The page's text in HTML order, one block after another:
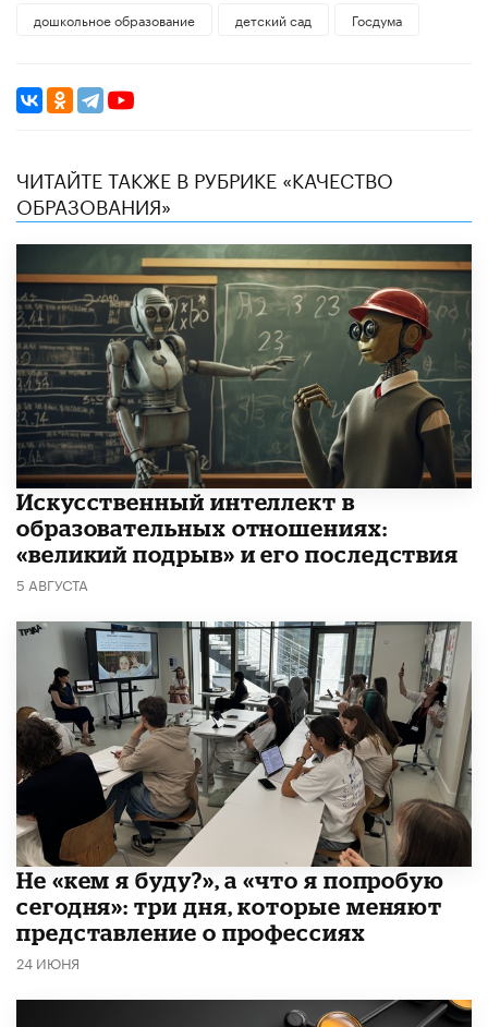
дошкольное образование
детский сад Госдума
ЧИТАЙТЕ ТАКЖЕ В РУБРИКЕ «КАЧЕСТВО
ОБРАЗОВАНИЯ»
​Искусственный интеллект в
образовательных отношениях:
«великий подрыв» и его последствия
5 АВГУСТА
Не «кем я буду?», а «что я попробую
сегодня»: три дня, которые меняют
представление о профессиях
24 ИЮНЯ